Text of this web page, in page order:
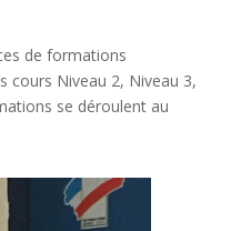
de formations
cours Niveau 2, Niveau 3,
se déroulent au